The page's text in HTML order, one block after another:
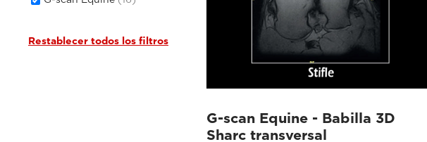
Restablecer todos los filtros
G-scan Equine - Babilla 3D
Sharc transversal